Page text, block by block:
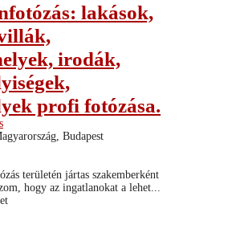
lakások,
irodák,
profi fotózása.
Budapest
területén jártas szakemberként
hogy az ingatlanokat a lehet...